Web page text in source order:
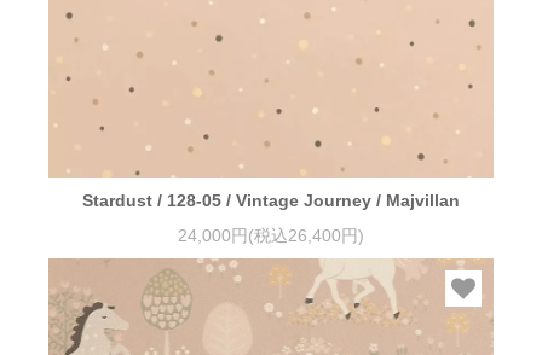
Stardust / 128-05 / Vintage Journey / Majvillan
24,000円(税込26,400円)